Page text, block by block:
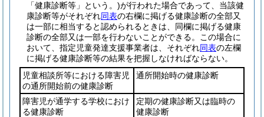
「健康診断等」という。)が行われた場合であって、当該健
康診断等がそれぞれ同表の右欄に掲げる健康診断の全部又
は一部に相当すると認められるときは、同欄に掲げる健康
診断の全部又は一部を行わないことができる。
この場合に
おいて、指定児童発達支援事業者は、それぞれ同表の左欄
に掲げる健康診断等の結果を把握しなければならない。
児童相談所等における障害児
の通所開始前の健康診断
通所開始時の健康診断
障害児が通学する学校におけ
る健康診断
定期の健康診断又は臨時の
健康診断